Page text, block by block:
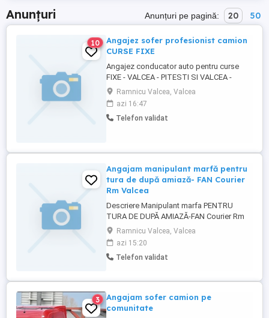
Anunțuri Anunțuri pe pagină: 20 50
10
Angajez sofer profesionist camion
CURSE FIXE
Angajez conducator auto pentru curse
FIXE - VALCEA - PITESTI SI VALCEA -
BUCURESTI - TUR -RETUR week - end
liber, se lucreaza la program pt mai multe
detalii va rog sa sunati la nr de telefon
Ramnicu Valcea, Valcea
azi 16:47
Telefon validat
Angajam manipulant marfă pentru
tura de după amiază- FAN Courier
Rm Valcea
Descriere Manipulant marfa PENTRU
TURA DE DUPĂ AMIAZĂ-FAN Courier Rm
Valcea Candidatul ideal Persoana
serioasa, constiincioasa, de incredere
Rezistenta la munca fizica presupusa de
manipularea marfii din depozit,
clase Abilitati de comunicare orala si
scrisa, ...
Ramnicu Valcea, Valcea
azi 15:20
Telefon validat
3
Angajam sofer camion pe
comunitate